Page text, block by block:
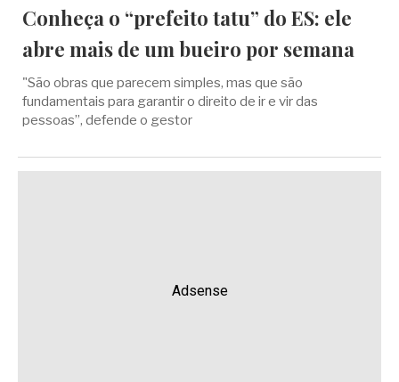
Conheça o “prefeito tatu” do ES: ele
abre mais de um bueiro por semana
"São obras que parecem simples, mas que são
fundamentais para garantir o direito de ir e vir das
pessoas”, defende o gestor
Adsense